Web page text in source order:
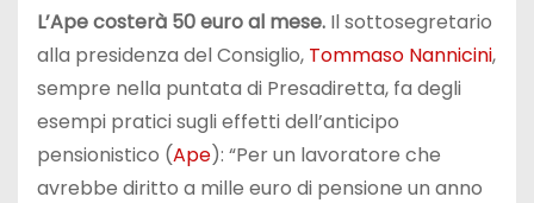
L’Ape costerà 50 euro al mese. Il sottosegretario
alla presidenza del Consiglio, Tommaso Nannicini,
sempre nella puntata di Presadiretta, fa degli
esempi pratici sugli effetti dell’anticipo
pensionistico (Ape): “Per un lavoratore che
avrebbe diritto a mille euro di pensione un anno